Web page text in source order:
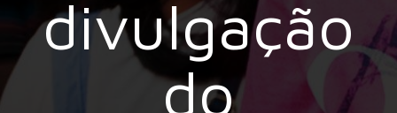
divulgação
do